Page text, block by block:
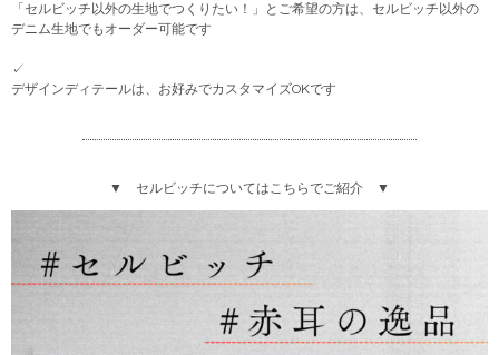
「セルビッチ以外の生地でつくりたい！」とご希望の方は、セルビッチ以外の
デニム生地でもオーダー可能です
✓
デザインディテールは、お好みでカスタマイズOKです
▼ セルビッチについてはこちらでご紹介 ▼